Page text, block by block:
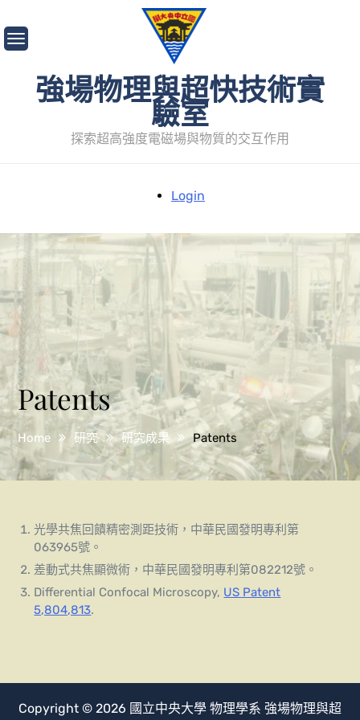
to
content
強場物理與超快技術實
驗室
探索超高強度電磁場與物質的交互作用
Login
Patents
Home 研究 研究成果 Patents
光學共焦回饋精密測距技術，中華民國發明專利第
063965號。
差動式共焦顯微術，中華民國發明專利第082212號。
Differential Confocal Microscopy, US Patent
5,804,813.
Copyright © 2026 國立中央大學 物理學系 強場物理與超